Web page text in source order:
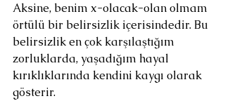
Aksine, benim x-olacak-olan olmam
örtülü bir belirsizlik içerisindedir. Bu
belirsizlik en çok karşılaştığım
zorluklarda, yaşadığım hayal
kırıklıklarında kendini kaygı olarak
gösterir.